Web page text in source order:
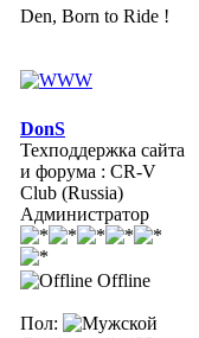
Den, Born to Ride !
DonS
Техподдержка сайта
и форума : CR-V
Club (Russia)
Администратор
Offline
Пол: